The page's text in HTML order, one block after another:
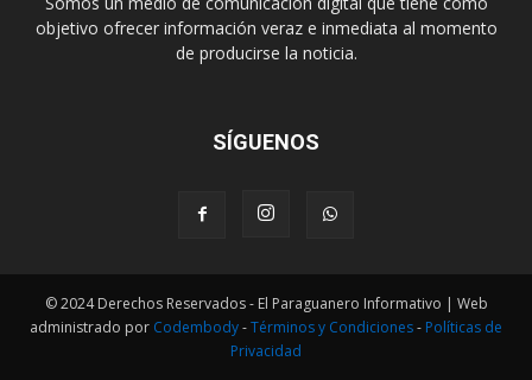
objetivo ofrecer información veraz e inmediata al momento
de producirse la noticia.
SÍGUENOS
© 2024 Derechos Reservados - El Paraguanero Informativo | Web
administrado por Codembody-Términos y Condiciones- Políticas de
Privacidad